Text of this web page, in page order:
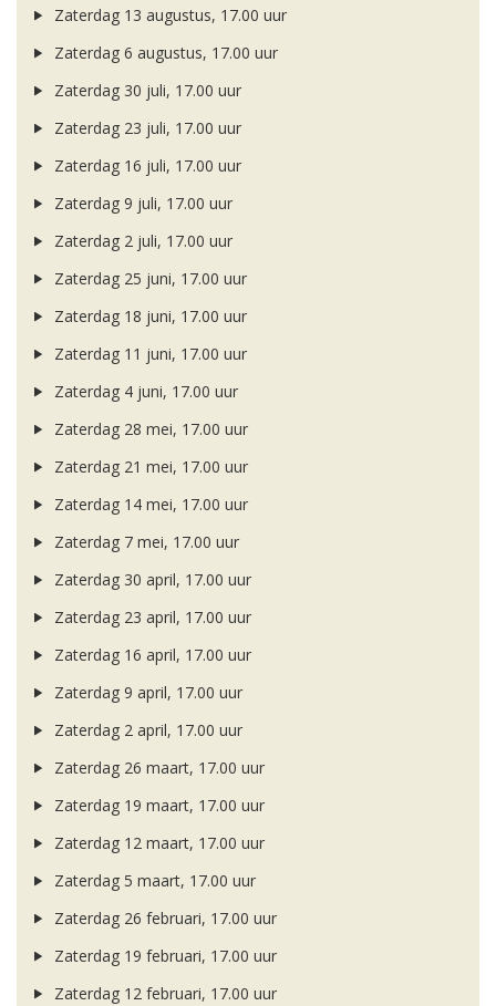
Zaterdag 13 augustus, 17.00 uur
Zaterdag 6 augustus, 17.00 uur
Zaterdag 30 juli, 17.00 uur
Zaterdag 23 juli, 17.00 uur
Zaterdag 16 juli, 17.00 uur
Zaterdag 9 juli, 17.00 uur
Zaterdag 2 juli, 17.00 uur
Zaterdag 25 juni, 17.00 uur
Zaterdag 18 juni, 17.00 uur
Zaterdag 11 juni, 17.00 uur
Zaterdag 4 juni, 17.00 uur
Zaterdag 28 mei, 17.00 uur
Zaterdag 21 mei, 17.00 uur
Zaterdag 14 mei, 17.00 uur
Zaterdag 7 mei, 17.00 uur
Zaterdag 30 april, 17.00 uur
Zaterdag 23 april, 17.00 uur
Zaterdag 16 april, 17.00 uur
Zaterdag 9 april, 17.00 uur
Zaterdag 2 april, 17.00 uur
Zaterdag 26 maart, 17.00 uur
Zaterdag 19 maart, 17.00 uur
Zaterdag 12 maart, 17.00 uur
Zaterdag 5 maart, 17.00 uur
Zaterdag 26 februari, 17.00 uur
Zaterdag 19 februari, 17.00 uur
Zaterdag 12 februari, 17.00 uur